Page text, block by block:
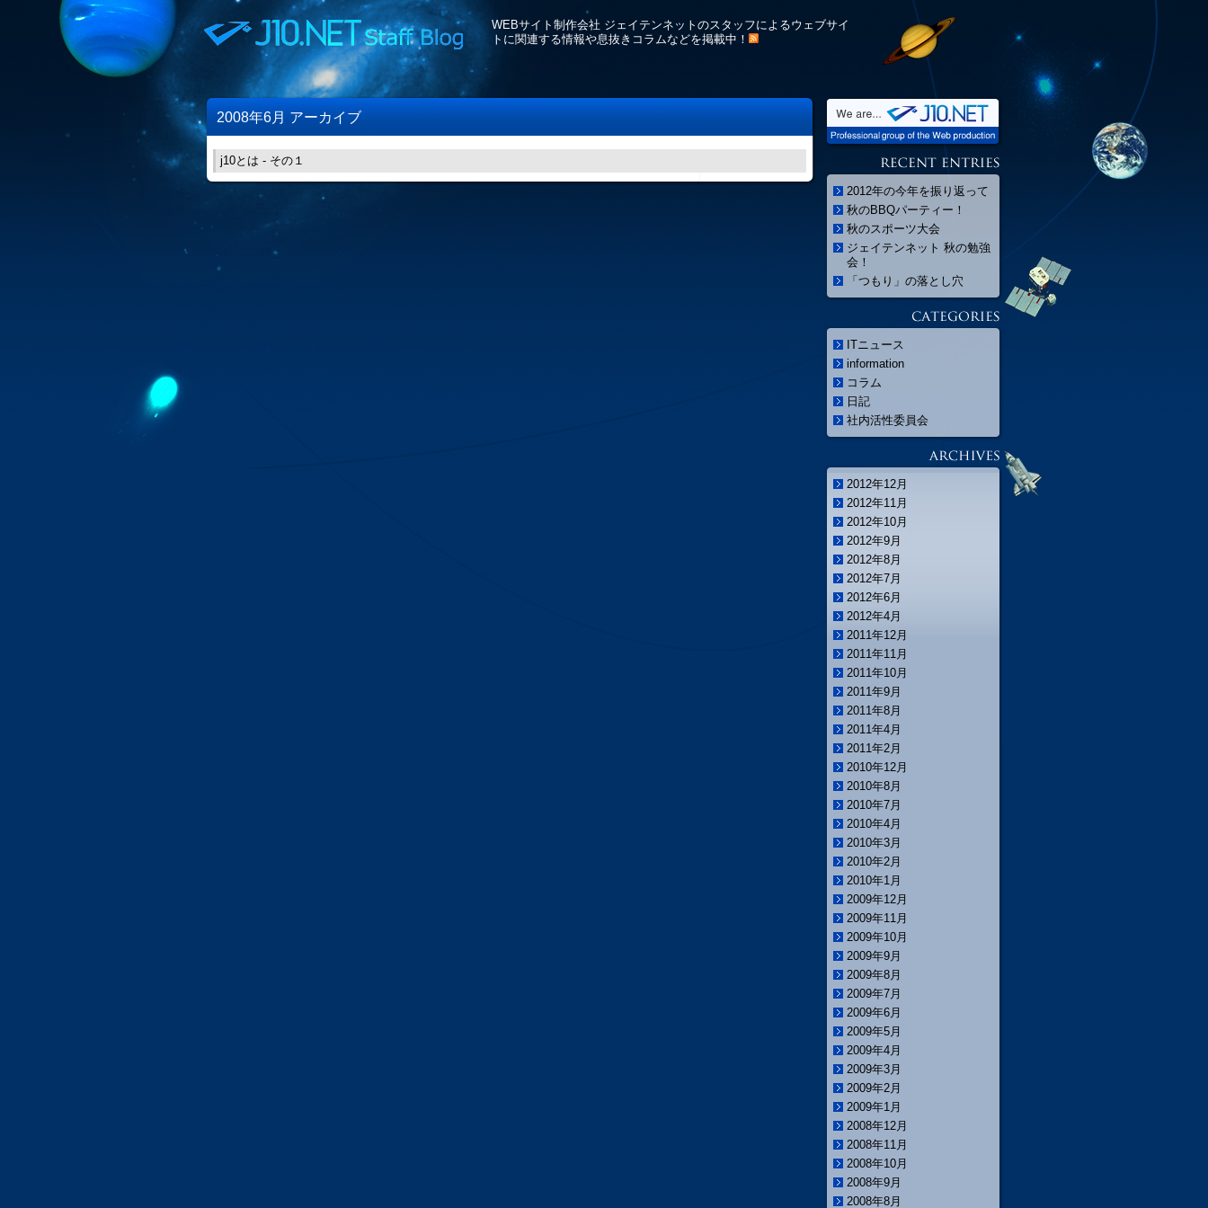
WEBサイト制作会社 ジェイテンネット のスタッフによるウェブサイ
トに関連する情報や息抜きコラムなどを掲載中！
2008年6月 アーカイブ
j10とは - その１
2012年の今年を振り返って
秋のBBQパーティー！
秋のスポーツ大会
ジェイテンネット 秋の勉強
会！
「つもり」の落とし穴
ITニュース
information
コラム
日記
社内活性委員会
2012年12月
2012年11月
2012年10月
2012年9月
2012年8月
2012年7月
2012年6月
2012年4月
2011年12月
2011年11月
2011年10月
2011年9月
2011年8月
2011年4月
2011年2月
2010年12月
2010年8月
2010年7月
2010年4月
2010年3月
2010年2月
2010年1月
2009年12月
2009年11月
2009年10月
2009年9月
2009年8月
2009年7月
2009年6月
2009年5月
2009年4月
2009年3月
2009年2月
2009年1月
2008年12月
2008年11月
2008年10月
2008年9月
2008年8月